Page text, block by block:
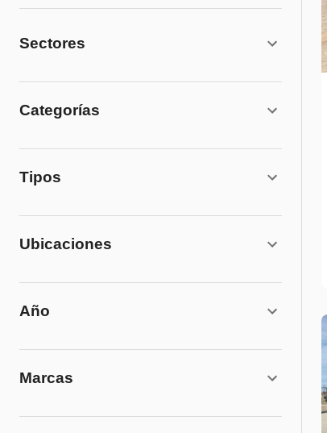
Sectores
Categorías
Tipos
Ubicaciones
Año
Marcas